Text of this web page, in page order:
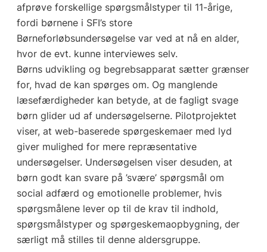
afprøve forskellige spørgsmålstyper til 11-årige,
fordi børnene i SFI’s store
Børneforløbsundersøgelse var ved at nå en alder,
hvor de evt. kunne interviewes selv.
Børns udvikling og begrebsapparat sætter grænser
for, hvad de kan spørges om. Og manglende
læsefærdigheder kan betyde, at de fagligt svage
børn glider ud af undersøgelserne. Pilotprojektet
viser, at web-baserede spørgeskemaer med lyd
giver mulighed for mere repræsentative
undersøgelser. Undersøgelsen viser desuden, at
børn godt kan svare på ’svære’ spørgsmål om
social adfærd og emotionelle problemer, hvis
spørgsmålene lever op til de krav til indhold,
spørgsmålstyper og spørgeskemaopbygning, der
særligt må stilles til denne aldersgruppe.